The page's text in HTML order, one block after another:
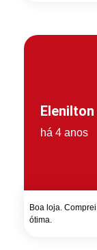
há 4 anos
Boa loja.
ótima.